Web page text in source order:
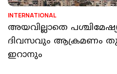
INTERNATIONAL
അയവില്ലാതെ
ദിവസവും ആക്രമണം
ഇറാനും